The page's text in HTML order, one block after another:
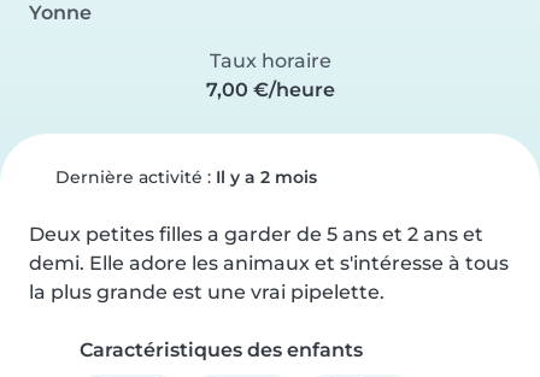
Yonne
Taux horaire
7,00 €/heure
Dernière activité : Il y a 2 mois
Deux petites filles a garder de 5 ans et 2 ans et
demi. Elle adore les animaux et s'intéresse à tous
la plus grande est une vrai pipelette.
Caractéristiques des enfants